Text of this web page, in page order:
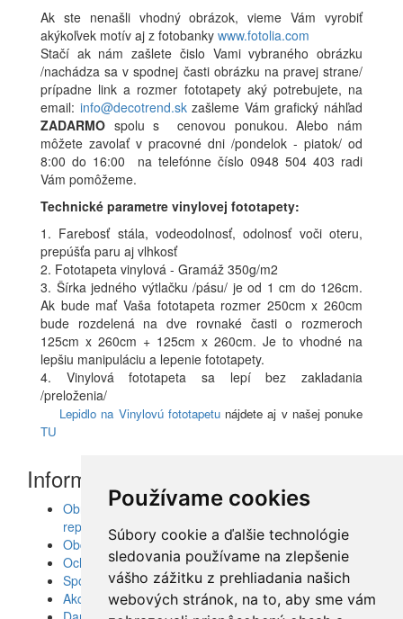
Používame cookies
Súbory cookie a ďalšie technológie
sledovania používame na zlepšenie
vášho zážitku z prehliadania našich
webových stránok, na to, aby sme vám
Ak ste nenašli vhodný obrázok, vieme Vám vyrobiť
akýkoľvek motív aj z fotobanky www.fotolia.com
Stačí ak nám zašlete čislo Vami vybraného obrázku
/nachádza sa v spodnej časti obrázku na pravej strane/
prípadne link a rozmer fototapety aký potrebujete, na
email: info@decotrend.skzašleme Vám grafický náhľad
ZADARMO spolu s cenovou ponukou. Alebo nám
môžete zavolať v pracovné dni /pondelok - piatok/ od
8:00 do 16:00 na telefónne číslo 0948 504 403 radi
Vám pomôžeme.
Technické parametre vinylovej fototapety:
1. Farebosť stála, vodeodolnosť, odolnosť voči oteru,
prepúšťa paru aj vlhkosť
2. Fototapeta vinylová - Gramáž 350g/m2
3. Šírka jedného výtlačku /pásu/ je od 1 cm do 126cm.
Ak bude mať Vaša fototapeta rozmer 250cm x 260cm
bude rozdelená na dve rovnaké časti o rozmeroch
125cm x 260cm + 125cm x 260cm. Je to vhodné na
lepšiu manipuláciu a lepenie fototapety.
4. Vinylová fototapeta sa lepí bez zakladania
/preloženia/
Lepidlo na Vinylovú fototapetunájdete aj v našej ponuke
TU
Informácie
Obrazy, nálepky, fototapety, šablóny, dekorácie,
reprodukcie
Obchodné podmienky
Ochrana osobných údajov
Spolupráca
Akcie a Doručenie